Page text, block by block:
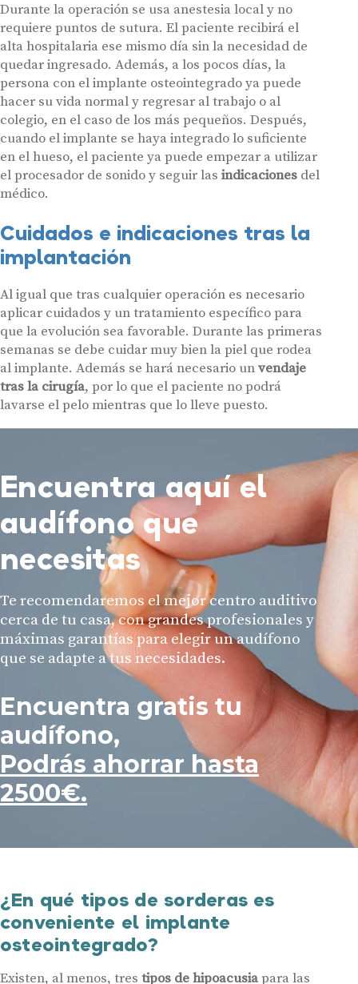
Durante la operación se usa anestesia local y no
requiere puntos de sutura. El paciente recibirá el
alta hospitalaria ese mismo día sin la necesidad de
quedar ingresado. Además, a los pocos días, la
persona con el implante osteointegrado ya puede
hacer su vida normal y regresar al trabajo o al
colegio, en el caso de los más pequeños. Después,
cuando el implante se haya integrado lo suficiente
en el hueso, el paciente ya puede empezar a utilizar
el procesador de sonido y seguir las indicaciones del
médico.
Cuidados e indicaciones tras la
implantación
Al igual que tras cualquier operación es necesario
aplicar cuidados y un tratamiento específico para
que la evolución sea favorable. Durante las primeras
semanas se debe cuidar muy bien la piel que rodea
al implante. Además se hará necesario unvendaje
tras la cirugía, por lo que el paciente no podrá
lavarse el pelo mientras que lo lleve puesto.
Encuentra aquí el
audífono que
necesitas
Te recomendaremos el mejor centro auditivo
cerca de tu casa, con grandes profesionales y
máximas garantías para elegir un audífono
que se adapte a tus necesidades.
Encuentra gratis tu
audífono,
Podrás ahorrar hasta
2500€.
¿En qué tipos de sorderas es
conveniente el implante
osteointegrado?
Existen, al menos, tres tipos de hipoacusiapara las